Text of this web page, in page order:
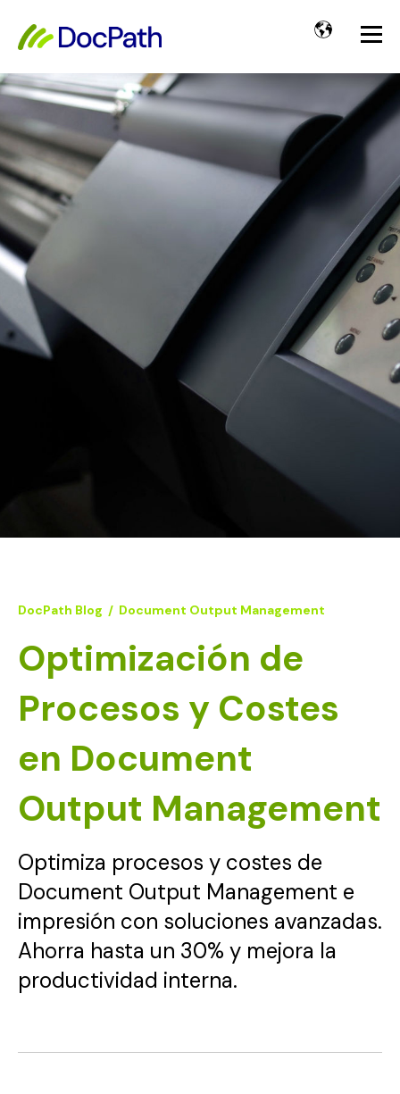
DocPath Blog / Document Output Management
Optimización de
Procesos y Costes
en Document
Output Management
Optimiza procesos y costes de
Document Output Management e
impresión con soluciones avanzadas.
Ahorra hasta un 30% y mejora la
productividad interna.